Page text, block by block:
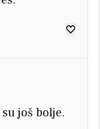
još bolje.